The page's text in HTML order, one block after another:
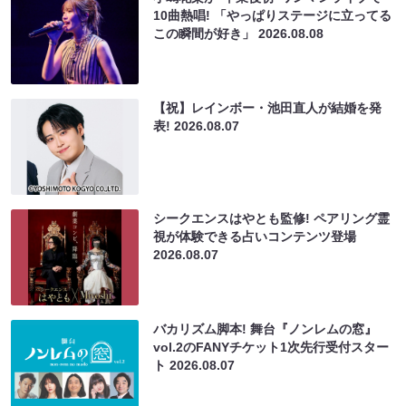
10曲熱唱! 「やっぱりステージに立ってる
この瞬間が好き」2026.08.08
【祝】レインボー・池田直人が結婚を発
表!2026.08.07
シークエンスはやとも監修! ペアリング霊
視が体験できる占いコンテンツ登場
2026.08.07
バカリズム脚本! 舞台『ノンレムの窓』
vol.2のFANYチケット1次先行受付スター
ト2026.08.07